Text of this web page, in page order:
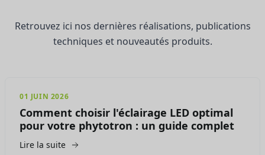
Retrouvez ici nos dernières réalisations, publications
techniques et nouveautés produits.
01 JUIN 2026
Comment choisir l'éclairage LED optimal
pour votre phytotron : un guide complet
Lire la suite